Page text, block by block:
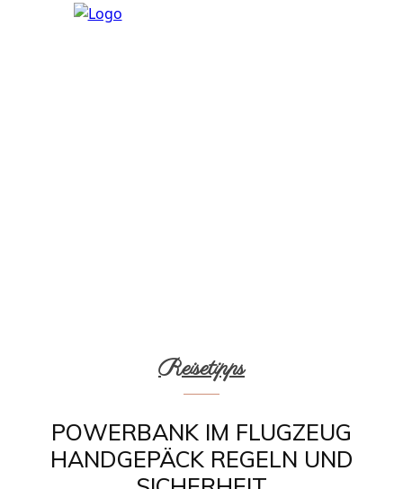
Reisetipps
POWERBANK IM FLUGZEUG
HANDGEPÄCK REGELN UND